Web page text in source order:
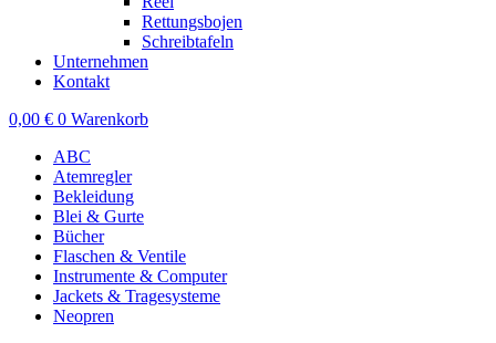
Rettungsbojen
Schreibtafeln
Unternehmen
Kontakt
0,00 € 0 Warenkorb
ABC
Atemregler
Bekleidung
Blei & Gurte
Bücher
Flaschen & Ventile
Instrumente & Computer
Jackets & Tragesysteme
Neopren